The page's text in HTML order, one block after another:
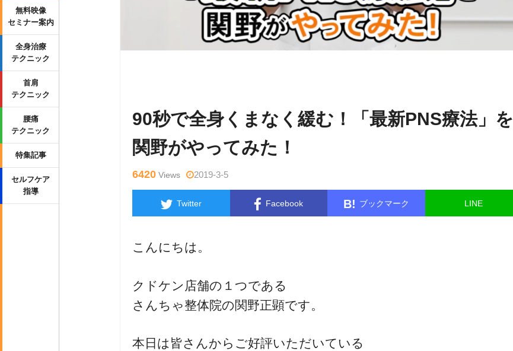
無料映像
セミナー案内
全身治療
テクニック
首肩
テクニック
腰痛
テクニック
特集記事
セルフケア
指導
90秒で全身くまなく緩む！「最新PNS療法」を
関野がやってみた！
6420 Views 2019-3-5
Twitter Facebook B! ブックマーク LINE
こんにちは。
クドケン店舗の１つである
さんちゃ整体院の関野正顕です。
本日は皆さんからご好評いただいている